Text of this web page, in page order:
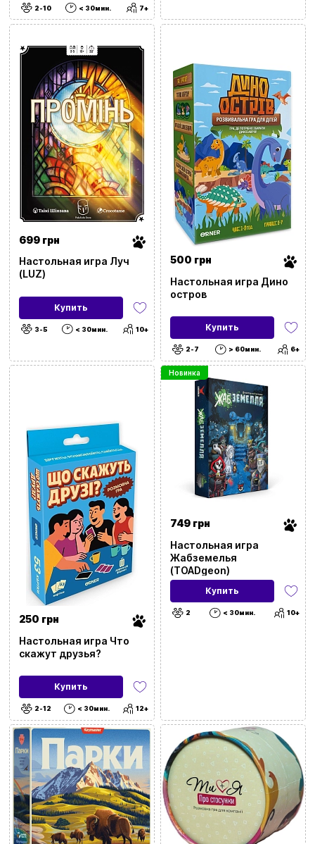
Сбросить все фильтры
Цена
9999
Бренд
Категория
Стикер
Язык
Количество игроков
Возрастная категория
Для кого
Тип
Аксессуары (107)
Алкогольные (18)
2-10 < 30мин. 7+
699 грн
Настольная игра Луч
(LUZ)
Купить
3-5 < 30мин. 10+
500 грн
Настольная игра Дино
остров
Купить
2-7 > 60мин. 6+
250 грн
Настольная игра Что
скажут друзья?
Купить
2-12 < 30мин. 12+
Новинка
749 грн
Настольная игра
Жабземелья
(TOADgeon)
Купить
2 < 30мин. 10+
Ввойти Регистрация
Бренды
Доставка и оплата
Новости и статьи